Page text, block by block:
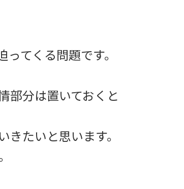
てくる問題です。
部分は置いておくと
たいと思います。